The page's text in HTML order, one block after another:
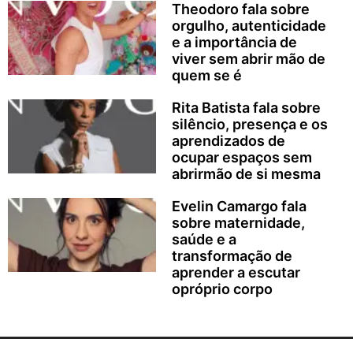
Theodoro fala sobre
orgulho, autenticidade
e a importância de
viver sem abrir mão de
quem se é
Rita Batista fala sobre
silêncio, presença e os
aprendizados de
ocupar espaços sem
abrirmão de si mesma
Evelin Camargo fala
sobre maternidade,
saúde e a
transformação de
aprender a escutar
opróprio corpo